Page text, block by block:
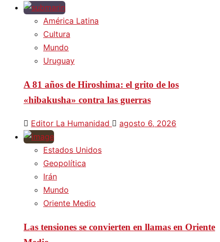
América Latina
Cultura
Mundo
Uruguay
A 81 años de Hiroshima: el grito de los
«hibakusha» contra las guerras
Editor La Humanidad agosto 6, 2026
Estados Unidos
Geopolítica
Irán
Mundo
Oriente Medio
Las tensiones se convierten en llamas en Oriente